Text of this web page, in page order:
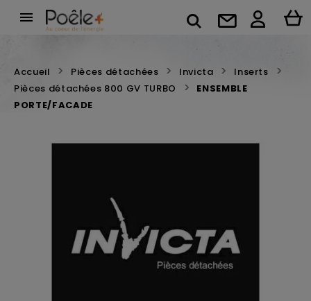

Accueil Pièces détachées Invicta
Inserts
Pièces détachées 800 GV TURBO
ENSEMBLE
PORTE/FACADE